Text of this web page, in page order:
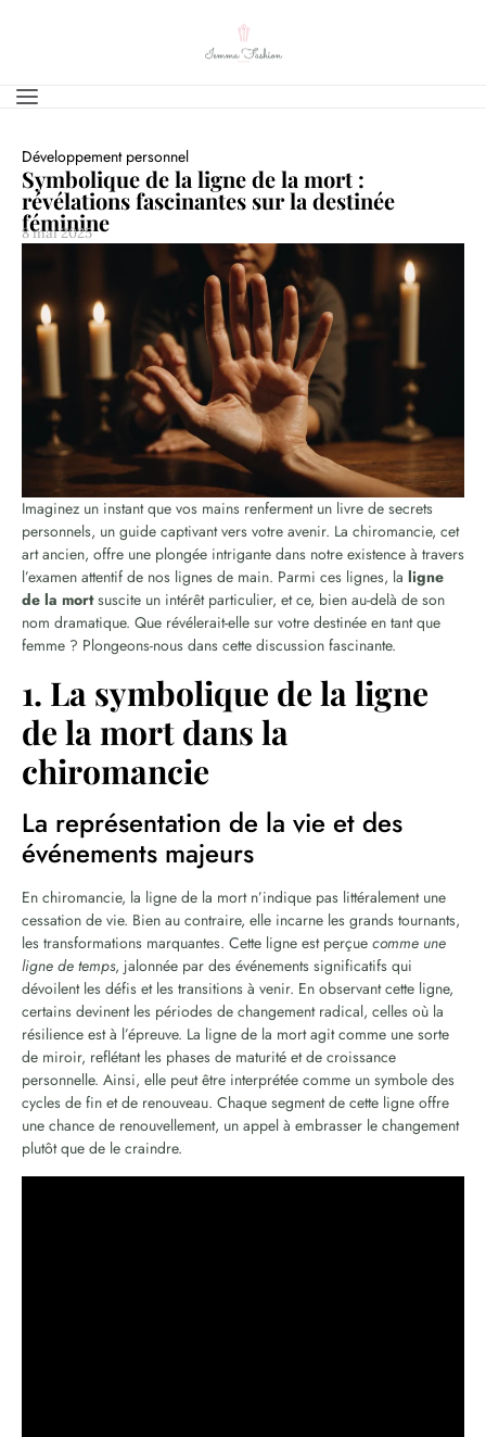
Développement personnel
Symbolique de la ligne de la mort :
révélations fascinantes sur la destinée
féminine
8 mai 2025
Imaginez un instant que vos mains renferment un livre de secrets
personnels, un guide captivant vers votre avenir. La chiromancie, cet
art ancien, offre une plongée intrigante dans notre existence à travers
l’examen attentif de nos lignes de main. Parmi ces lignes, la ligne
de la mortsuscite un intérêt particulier, et ce, bien au-delà de son
nom dramatique. Que révélerait-elle sur votre destinée en tant que
femme ? Plongeons-nous dans cette discussion fascinante.
1. La symbolique de la ligne
de la mort dans la
chiromancie
La représentation de la vie et des
événements majeurs
En chiromancie, la ligne de la mort n’indique pas littéralement une
cessation de vie. Bien au contraire, elle incarne les grands tournants,
les transformations marquantes. Cette ligne est perçue comme une
ligne de temps, jalonnée par des événements significatifs qui
dévoilent les défis et les transitions à venir. En observant cette ligne,
certains devinent les périodes de changement radical, celles où la
résilience est à l’épreuve. La ligne de la mort agit comme une sorte
de miroir, reflétant les phases de maturité et de croissance
personnelle. Ainsi, elle peut être interprétée comme un symbole des
cycles de fin et de renouveau. Chaque segment de cette ligne offre
une chance de renouvellement, un appel à embrasser le changement
plutôt que de le craindre.